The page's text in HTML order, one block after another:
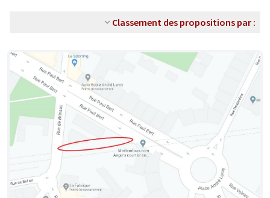
Classement des propositions par :